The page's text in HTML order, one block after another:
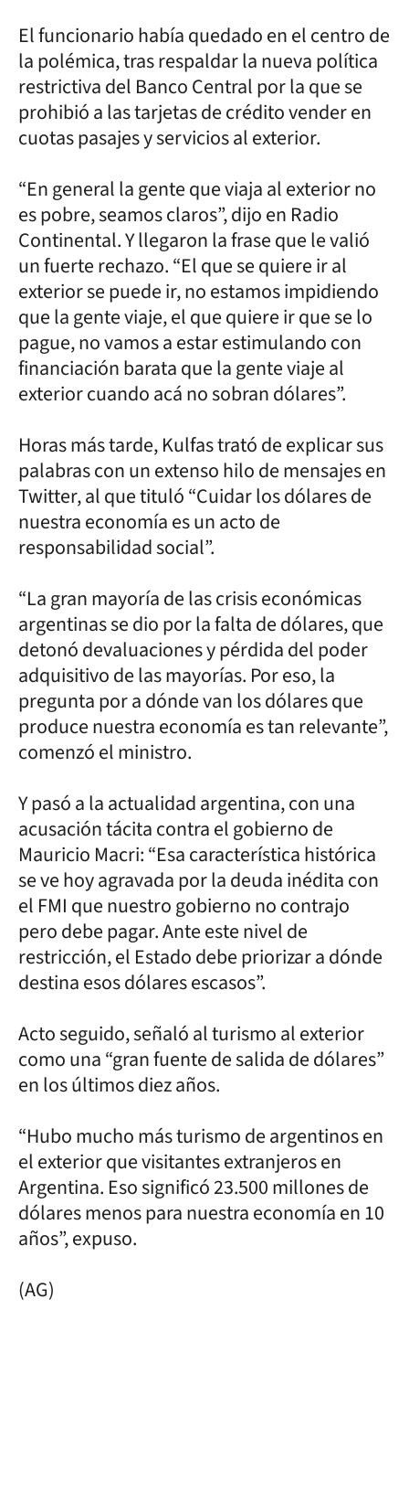
El funcionario había quedado en el centro de
la polémica, tras respaldar la nueva política
restrictiva del Banco Central por la que se
prohibió a las tarjetas de crédito vender en
cuotas pasajes y servicios al exterior.
“En general la gente que viaja al exterior no
es pobre, seamos claros”, dijo en Radio
Continental. Y llegaron la frase que le valió
un fuerte rechazo. “El que se quiere ir al
exterior se puede ir, no estamos impidiendo
que la gente viaje, el que quiere ir que se lo
pague, no vamos a estar estimulando con
financiación barata que la gente viaje al
exterior cuando acá no sobran dólares”.
Horas más tarde, Kulfas trató de explicar sus
palabras con un extenso hilo de mensajes en
Twitter, al que tituló “Cuidar los dólares de
nuestra economía es un acto de
responsabilidad social”.
“La gran mayoría de las crisis económicas
argentinas se dio por la falta de dólares, que
detonó devaluaciones y pérdida del poder
adquisitivo de las mayorías. Por eso, la
pregunta por a dónde van los dólares que
produce nuestra economía es tan relevante”,
comenzó el ministro.
Y pasó a la actualidad argentina, con una
acusación tácita contra el gobierno de
Mauricio Macri: “Esa característica histórica
se ve hoy agravada por la deuda inédita con
el FMI que nuestro gobierno no contrajo
pero debe pagar. Ante este nivel de
restricción, el Estado debe priorizar a dónde
destina esos dólares escasos”.
Acto seguido, señaló al turismo al exterior
como una “gran fuente de salida de dólares”
en los últimos diez años.
“Hubo mucho más turismo de argentinos en
el exterior que visitantes extranjeros en
Argentina. Eso significó 23.500 millones de
dólares menos para nuestra economía en 10
años”, expuso.
(AG)